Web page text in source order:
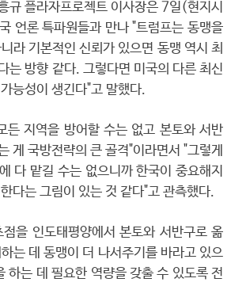
규 플라자프로젝트 이사장은 7일(현지시
언론 특파원들과 만나 "트럼프는 동맹을
라 기본적인 신뢰가 있으면 동맹 역시 최
는 방향 같다. 그렇다면 미국의 다른 최신
능성이 생긴다"고 말했다.
든 지역을 방어할 수는 없고 본토와 서반
게 국방전략의 큰 골격"이라면서 "그렇게
다 맡길 수는 없으니까 한국이 중요해지
다는 그림이 있는 것 같다"고 관측했다.
을 인도태평양에서 본토와 서반구로 옮
는 데 동맹이 더 나서주기를 바라고 있으
하는 데 필요한 역량을 갖출 수 있도록 전